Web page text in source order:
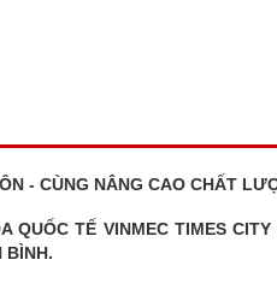
- CÙNG NÂNG CAO CHẤT
QUỐC TẾ VINMEC TIMES
BÌNH.